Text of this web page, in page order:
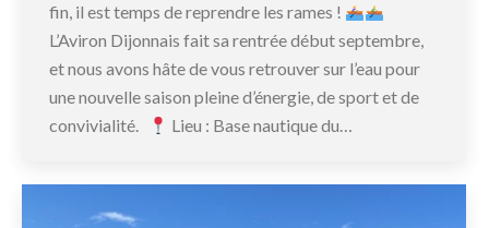
fin, il est temps de reprendre les rames !
L’Aviron Dijonnais fait sa rentrée début septembre,
et nous avons hâte de vous retrouver sur l’eau pour
une nouvelle saison pleine d’énergie, de sport et de
convivialité.
Lieu : Base nautique du…